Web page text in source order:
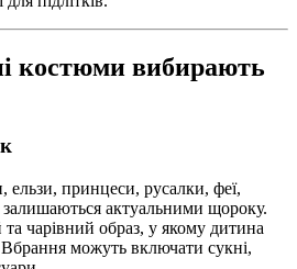
костюми вибирають
принцеси, русалки, феї,
актуальними щороку.
чарівний образ, у якому дитина
можуть включати сукні,